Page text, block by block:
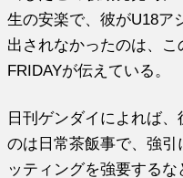
生の安楽で、彼がU18ア
出されなかったのは、
FRIDAYが伝えている。
日刊ゲンダイによれば
のは日常茶飯事で、強
ッティングを強要する